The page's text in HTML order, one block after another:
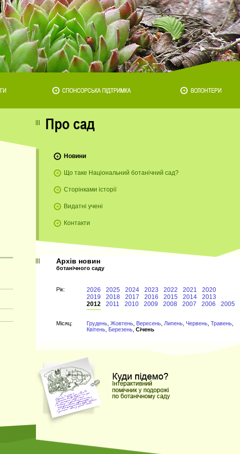
Новини
Що таке Національний ботанічний сад?
Сторінками історії
Видатні учені
Контакти
Архів новин
ботанічного саду
Рiк: 2026 2025 2024 2023 2022 2021
2020
2019
2018 2017 2016 2015 2014
2013
2012
2011 2010 2009 2008 2007 2006 2005
Мiсяц: Грудень Жовтень Вересень Липень Червень Травень
Квітень Березень Січень